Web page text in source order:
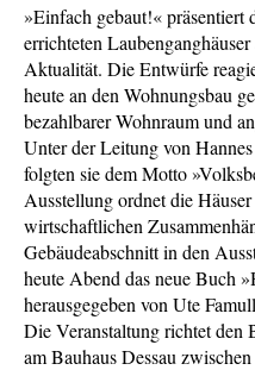
»Einfach gebaut!« präsentiert
errichteten
Aktualität. Die Entwürfe
heute an den Wohnungsbau
bezahlbarer Wohnraum und
Unter der Leitung von
folgten sie dem Motto
Ausstellung ordnet die
wirtschaftlichen
Gebäudeabschnitt in den
heute Abend das neue Buch
herausgegeben von Ute
Die Veranstaltung richtet den
am Bauhaus Dessau